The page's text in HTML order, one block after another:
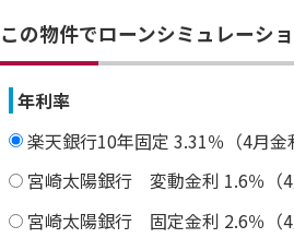
この物件でローンシミュレーシ
年利率
楽天銀行10年固定 3.31％（4月金
宮崎太陽銀行 変動金利 1.6％（4
宮崎太陽銀行 固定金利 2.6％（4